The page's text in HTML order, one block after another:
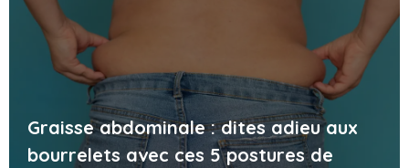
Graisse abdominale : dites adieu aux
bourrelets avec ces 5 postures de